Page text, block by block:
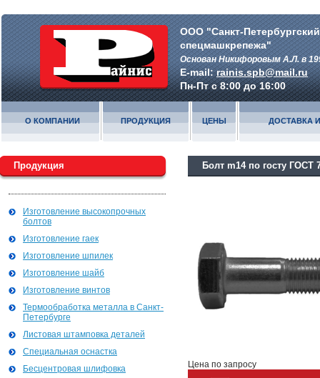
ООО "Санкт-
спецмашкрепежа"
Основан Никифоровым А.Л. в
E-mail:rainis.spb@mail.ru
Пн-Пт с 8:00 до 16:00
О КОМПАНИИ ПРОДУКЦИЯ ЦЕНЫ ДОСТАВКА
Продукция
Изготовление высокопрочных
болтов
Изготовление гаек
Изготовление шпилек
Изготовление шайб
Изготовление винтов
Термообработка металла в Санкт-
Петербурге
Листовая штамповка деталей
Специальная оснастка
Бесцентровая шлифовка
Болт m14 по госту ГОСТ
Цена по запросу